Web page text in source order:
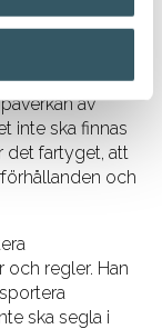
att han
ändamål,
och liknande,
av
inte ska finnas
det fartyget, att
och
regler. Han
ska segla i